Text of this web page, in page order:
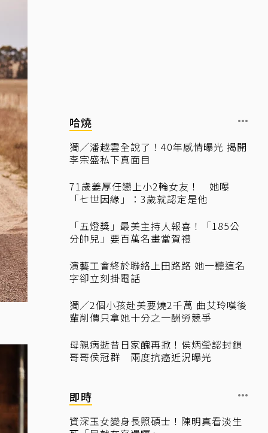
哈燒
獨／潘越雲全說了！40年感情曝光 揭開
李宗盛私下真面目
71歲姜厚任戀上小2輪女友！ 她曝
「七世因緣」：3歲就認定是他
「五燈獎」最美主持人報喜！「185公
分帥兒」要百萬名畫當賀禮
演藝工會終於聯絡上田路路 她一聽這名
字卻立刻掛電話
獨／2個小孩赴美要燒2千萬 曲艾玲嘆後
輩削價只拿她十分之一酬勞競爭
母親病逝昔日家醜再掀！侯炳瑩認封鎖
哥哥侯冠群 兩度抗癌近況曝光
即時
資深玉女變身長照碩士！陳明真看淡生